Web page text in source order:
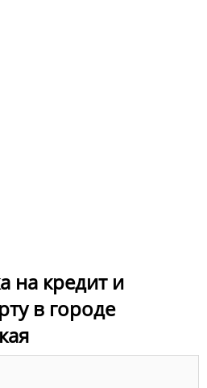
на кредит и
в городе